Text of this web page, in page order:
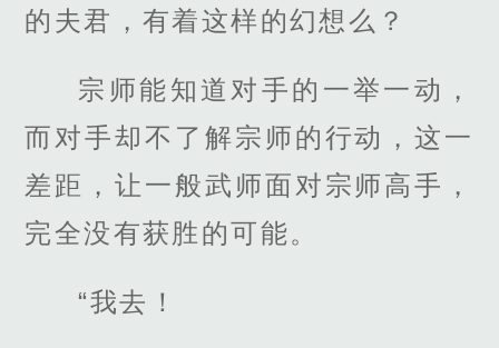
的夫君，有着这样的幻想么？
宗师能知道对手的一举一动，
而对手却不了解宗师的行动，这一
差距，让一般武师面对宗师高手，
完全没有获胜的可能。
“我去！